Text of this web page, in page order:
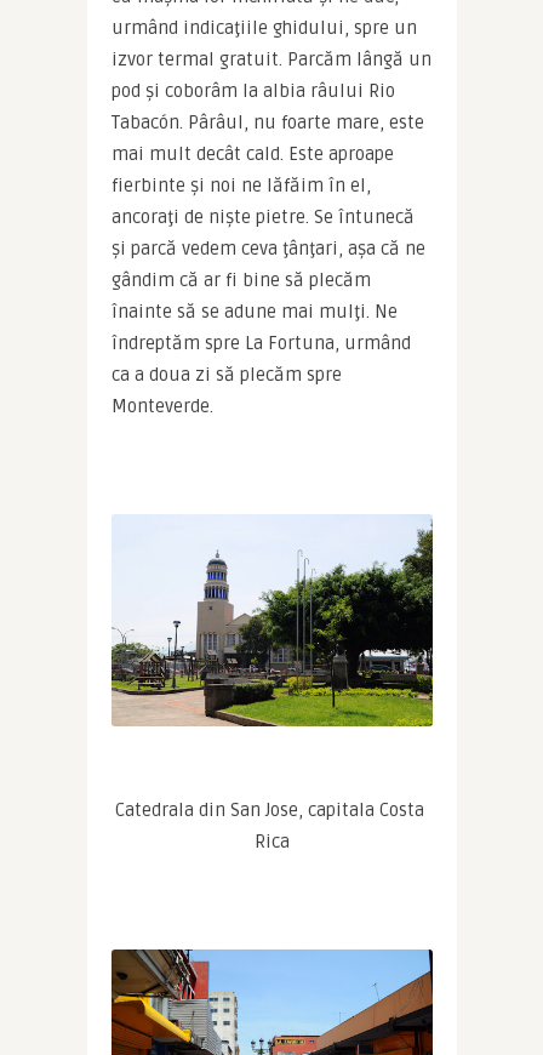
urmând indicaţiile ghidului, spre un
izvor termal gratuit. Parcăm lângă un
pod şi coborâm la albia râului Rio
Tabacón. Pârâul, nu foarte mare, este
mai mult decât cald. Este aproape
fierbinte şi noi ne lăfăim în el,
ancoraţi de nişte pietre. Se întunecă
şi parcă vedem ceva ţânţari, aşa că ne
gândim că ar fi bine să plecăm
înainte să se adune mai mulţi. Ne
îndreptăm spre La Fortuna, urmând
ca a doua zi să plecăm spre
Monteverde.
Catedrala din San Jose, capitala Costa
Rica